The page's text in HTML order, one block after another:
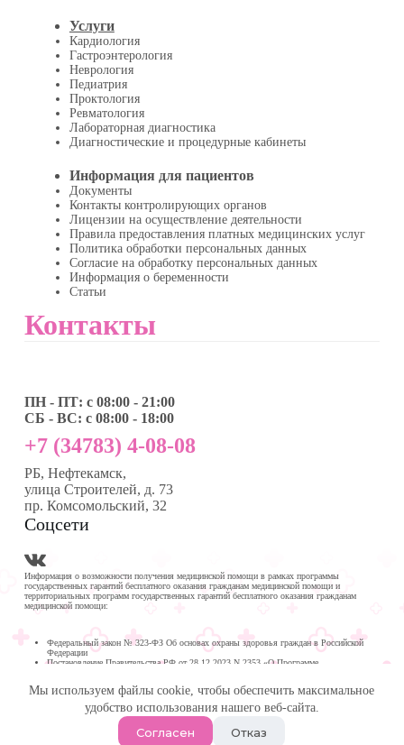
Мы используем файлы cookie, чтобы обеспечить максимальное
удобство использования нашего веб-сайта.
Согласен Отказ
Услуги
Кардиология
Гастроэнтерология
Неврология
Педиатрия
Проктология
Ревматология
Лабораторная диагностика
Диагностические и процедурные кабинеты
Информация для пациентов
Документы
Контакты контролирующих органов
Лицензии на осуществление деятельности
Правила предоставления платных медицинских услуг
Политика обработки персональных данных
Согласие на обработку персональных данных
Информация о беременности
Статьи
Контакты
ПН - ПТ: с 08:00 - 21:00
СБ - ВС: с 08:00 - 18:00
+7 (34783) 4-08-08
РБ, Нефтекамск,
улица Строителей, д. 73
пр. Комсомольский, 32
Соцсети
Информация о возможности получения медицинской помощи в рамках программы
государственных гарантий бесплатного оказания гражданам медицинской помощи и
территориальных программ государственных гарантий бесплатного оказания гражданам
медицинской помощи:
Федеральный закон № 323-ФЗ Об основах охраны здоровья граждан в Российской
Федерации
Постановление Правительства РФ от 28.12.2023 N 2353 «О Программе
Программа государственных гарантий бесплатного оказания гражданам медицинской
Республике Башкортостан на 2024 год и на плановый период 2025 и 2026 годов
Медика Плюс
| Многопрофильная клиника в